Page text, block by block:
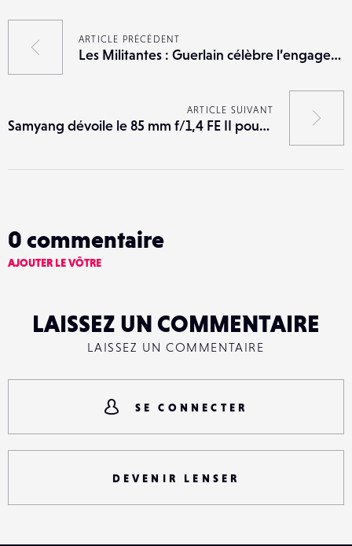
ARTICLE PRÉCÉDENT
Les Militantes : Guerlain célèbre l’engagement au féminin
ARTICLE SUIVANT
Samyang dévoile le 85 mm f/1,4 FE II pour hybrides Sony E
0 commentaire
AJOUTER LE VÔTRE
LAISSEZ UN COMMENTAIRE
LAISSEZ UN COMMENTAIRE
SE CONNECTER
DEVENIR LENSER